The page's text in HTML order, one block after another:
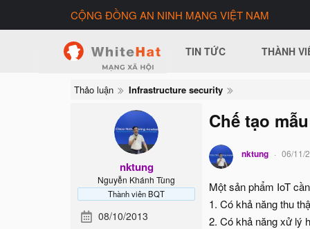
CỘNG ĐỒNG AN NINH MẠNG VIỆT NAM
TIN TỨC THÀNH
Thảo luận Infrastructure security
nktung
Nguyễn Khánh Tùng
Thành viên BQT
08/10/2013
Chế tạo
nktung 06/11/
Một sản phẩm IoT
1. Có khả năng thu
2. Có khả năng xử lý